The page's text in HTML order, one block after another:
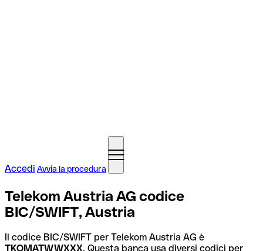
Accedi Avvia la procedura
Telekom Austria AG codice
BIC/SWIFT, Austria
Il codice BIC/SWIFT per Telekom Austria AG è
TKOMATWWXXX. Questa banca usa diversi codici per